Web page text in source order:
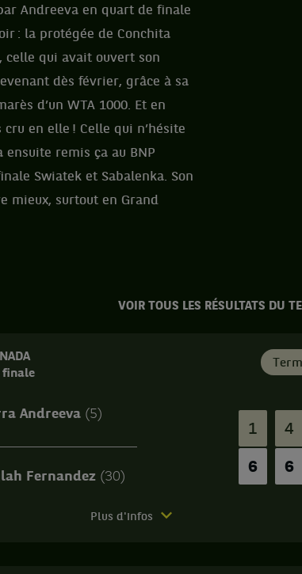
Andreeva en quart de finale
: la protégée de Conchita
celle qui avait ouvert son
dès février, grâce à sa
d’un WTA 1000. Et en
en elle ! Celle qui n’hésite
remis ça au BNP
Swiatek et Sabalenka. Son
mieux, surtout en Grand
finale
Andreeva (5)
1 4
Fernandez (30)
6 6
Plus d'infos
VOIR TOUS LES RÉSULTATS DU